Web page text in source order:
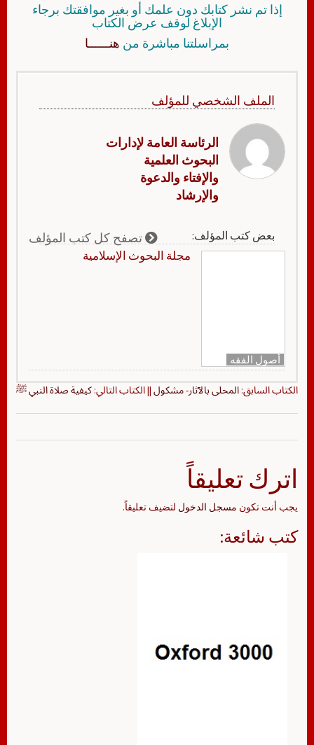
إذا تم نشر كتابك دون علمك أو بغير موافقتك برجاء
الإبلاغ لوقف عرض الكتاب
بمراسلتنا مباشرة من هنــــــا
الملف الشخصي للمؤلف
الرئاسة العامة لإدارات
البحوث العلمية
والإفتاء والدعوة
والإرشاد
بعض كتب المؤلف: تصفح كل كتب المؤلف
أصول الفقه
مجلة البحوث الإسلامية
الكتاب السابق: المحلى بالآثار- مشكول || الكتاب التالي: كيفية صلاة النبي ﷺ
اترك تعليقاً
يجب أنت تكون مسجل الدخول لتضيف تعليقاً.
كتب شائعة: